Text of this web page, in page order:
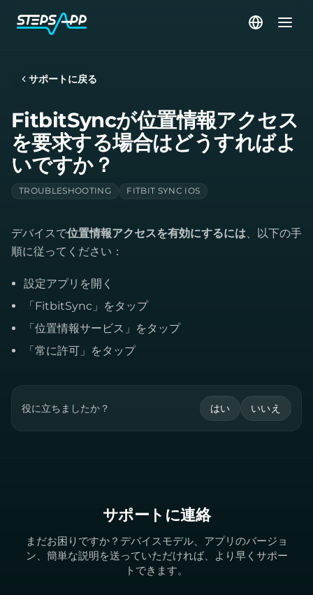
サポートに戻る
FitbitSyncが位置情報アクセス
を要求する場合はどうすればよ
いですか？
TROUBLESHOOTING FITBIT SYNC IOS
デバイスで位置情報アクセスを有効にするには、以下の手
順に従ってください：
設定アプリを開く
「FitbitSync」をタップ
「位置情報サービス」をタップ
「常に許可」をタップ
役に立ちましたか？ はい いいえ
サポートに連絡
まだお困りですか？デバイスモデル、アプリのバージョ
ン、簡単な説明を送っていただければ、より早くサポー
トできます。